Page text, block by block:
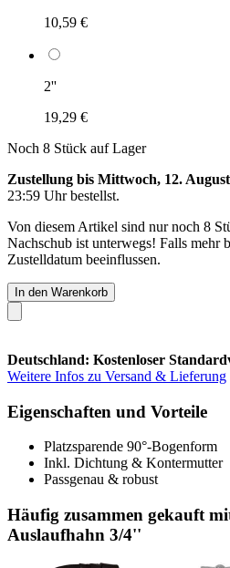
10,59 €
2''
19,29 €
Noch 8 Stück auf Lager
Zustellung bis Mittwoch, 12. August
23:59 Uhrbestellst.
Von diesem Artikel sind nur noch 8
Nachschub ist unterwegs! Falls mehr
Zustelldatum beeinflussen.
In den Warenkorb
Deutschland: Kostenloser
Weitere Infos zu Versand & Lieferung
Eigenschaften und Vorteile
Platzsparende 90°-Bogenform
Inkl. Dichtung & Kontermutter
Passgenau & robust
Häufig zusammen gekauft
Auslaufhahn 3/4''